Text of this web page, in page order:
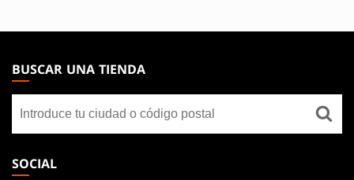
THE
GATHERING
FOOTER
BUSCAR UNA TIENDA
una
tienda
SOCIAL